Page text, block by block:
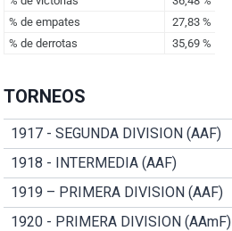
TORNEOS
1917 - SEGUNDA DIVISION (AAF)
1918 - INTERMEDIA (AAF)
1919 – PRIMERA DIVISION (AAF)
1920 - PRIMERA DIVISION (AAmF)